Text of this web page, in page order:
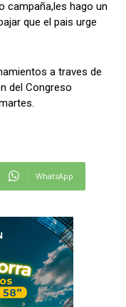
campaña,les hago un
que el pais urge
a traves de
del Congreso
WhatsApp